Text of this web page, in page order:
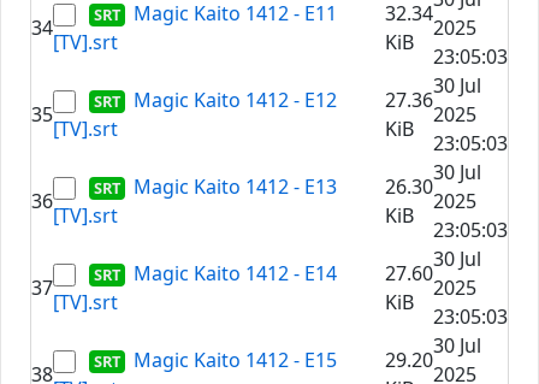
34
Magic Kaito 1412 - E11
[TV].srt
32.34
KiB
2025
23:05:03
35
Magic Kaito 1412 - E12
[TV].srt
27.36
KiB
30 Jul
2025
23:05:03
36
Magic Kaito 1412 - E13
[TV].srt
26.30
KiB
30 Jul
2025
23:05:03
37
Magic Kaito 1412 - E14
[TV].srt
27.60
KiB
30 Jul
2025
23:05:03
38
Magic Kaito 1412 - E15
29.20
30 Jul
2025